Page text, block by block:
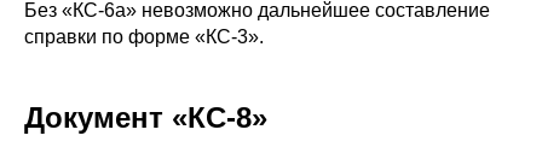
Без «КС-6а» невозможно дальнейшее составление
справки по форме «КС-3».
Документ «КС-8»